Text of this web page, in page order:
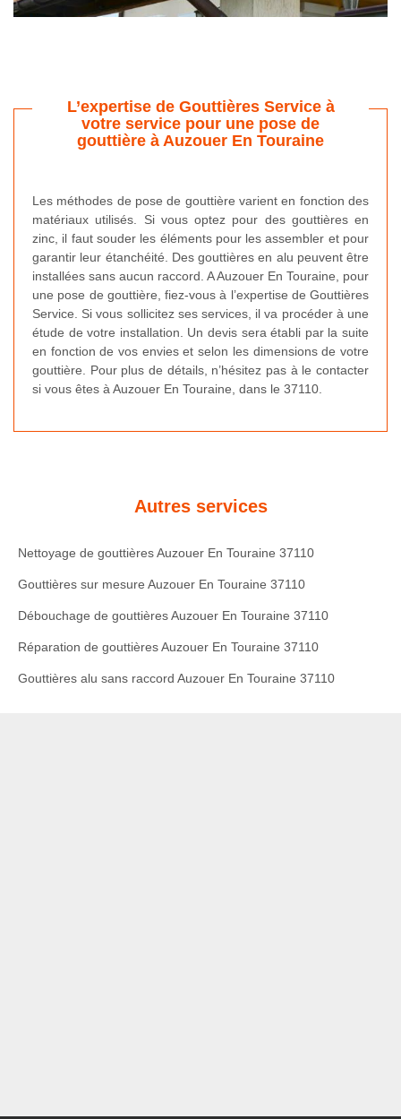
L’expertise de Gouttières Service à
votre service pour une pose de
gouttière à Auzouer En Touraine
Les méthodes de pose de gouttière varient en fonction des
matériaux utilisés. Si vous optez pour des gouttières en
zinc, il faut souder les éléments pour les assembler et pour
garantir leur étanchéité. Des gouttières en alu peuvent être
installées sans aucun raccord. A Auzouer En Touraine, pour
une pose de gouttière, fiez-vous à l’expertise de Gouttières
Service. Si vous sollicitez ses services, il va procéder à une
étude de votre installation. Un devis sera établi par la suite
en fonction de vos envies et selon les dimensions de votre
gouttière. Pour plus de détails, n’hésitez pas à le contacter
si vous êtes à Auzouer En Touraine, dans le 37110.
Autres services
Nettoyage de gouttières Auzouer En Touraine 37110
Gouttières sur mesure Auzouer En Touraine 37110
Débouchage de gouttières Auzouer En Touraine 37110
Réparation de gouttières Auzouer En Touraine 37110
Gouttières alu sans raccord Auzouer En Touraine 37110